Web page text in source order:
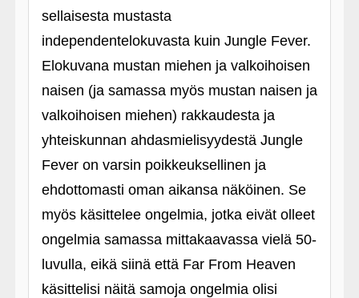
sellaisesta mustasta
independentelokuvasta kuin Jungle Fever.
Elokuvana mustan miehen ja valkoihoisen
naisen (ja samassa myös mustan naisen ja
valkoihoisen miehen) rakkaudesta ja
yhteiskunnan ahdasmielisyydestä Jungle
Fever on varsin poikkeuksellinen ja
ehdottomasti oman aikansa näköinen. Se
myös käsittelee ongelmia, jotka eivät olleet
ongelmia samassa mittakaavassa vielä 50-
luvulla, eikä siinä että Far From Heaven
käsittelisi näitä samoja ongelmia olisi